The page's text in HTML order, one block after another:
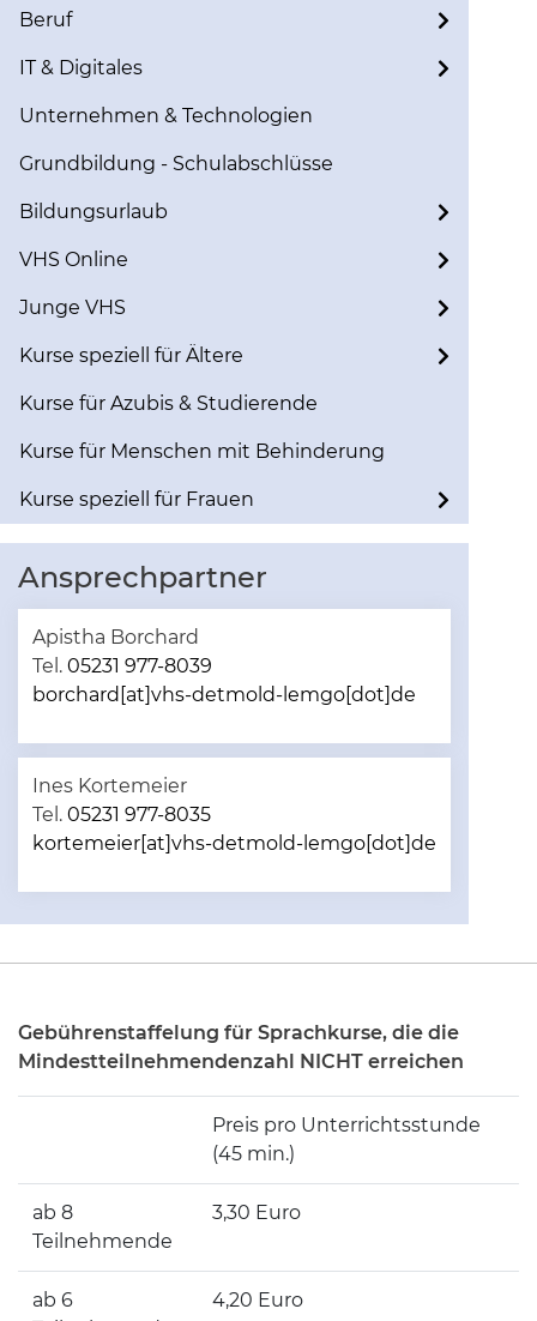
Beruf
IT & Digitales
Unternehmen & Technologien
Grundbildung - Schulabschlüsse
Bildungsurlaub
VHS Online
Junge VHS
Kurse speziell für Ältere
Kurse für Azubis & Studierende
Kurse für Menschen mit Behinderung
Kurse speziell für Frauen
Ansprechpartner
Apistha Borchard
Tel. 05231 977-8039
borchard[at]vhs-detmold-lemgo[dot]de
Ines Kortemeier
Tel. 05231 977-8035
kortemeier[at]vhs-detmold-lemgo[dot]de
Gebührenstaffelung für Sprachkurse, die die
Mindestteilnehmendenzahl NICHT erreichen
Preis pro Unterrichtsstunde
(45 min.)
ab 8
Teilnehmende
3,30 Euro
ab 6
4,20 Euro